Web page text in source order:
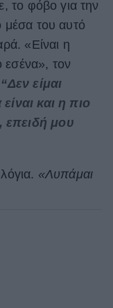
το φόβο για την
του αυτό
«Είναι η
τον
είμαι
και η πιο
επειδή μου
«Λυπάμαι